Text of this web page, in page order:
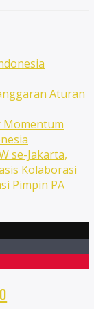
Aturan
Momentum
se-Jakarta,
Kolaborasi
Pimpin PA